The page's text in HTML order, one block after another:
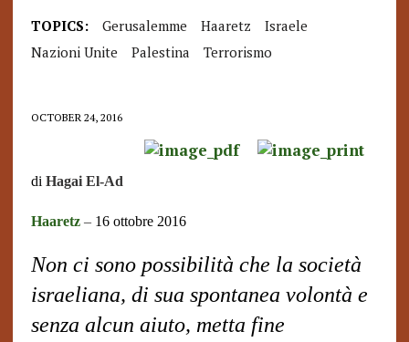
TOPICS: Gerusalemme Haaretz
Israele
Nazioni Unite
Palestina Terrorismo
OCTOBER 24, 2016
di Hagai El-Ad
Haaretz– 16 ottobre 2016
Non ci sono possibilità che la società
israeliana, di sua spontanea volontà e
senza alcun aiuto, metta fine